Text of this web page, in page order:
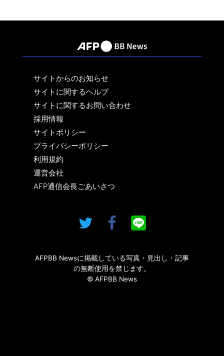
サイトからのお知らせ
サイトに関するヘルプ
サイトに関するお問い合わせ
採用情報
サイトポリシー
プライバシーポリシー
利用規約
運営会社
AFP通信会長ごあいさつ
AFPBB Newsに掲載している写真・見出し・記事
の無断使用を禁じます。
© AFPBB News